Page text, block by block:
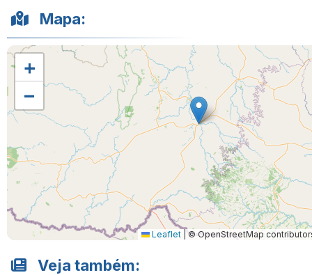
Mapa:
+
−
Leaflet © OpenStreetMap
Veja também: